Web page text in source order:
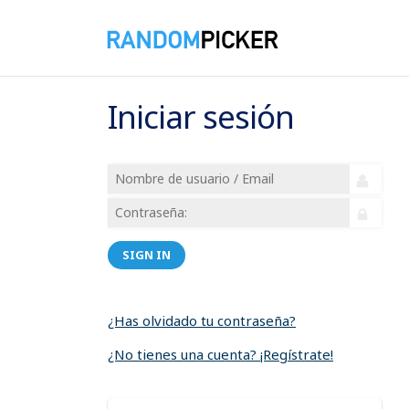
Iniciar sesión
SIGN IN
¿Has olvidado tu contraseña?
¿No tienes una cuenta? ¡Regístrate!